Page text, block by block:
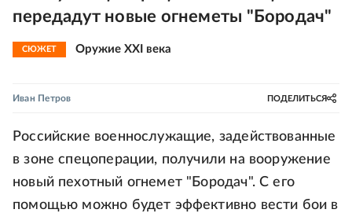
передадут новые огнеметы "Бородач"
СЮЖЕТ Оружие XXI века
Иван Петров ПОДЕЛИТЬСЯ
Российские военнослужащие, задействованные
в зоне спецоперации, получили на вооружение
новый пехотный огнемет "Бородач". С его
помощью можно будет эффективно вести бои в